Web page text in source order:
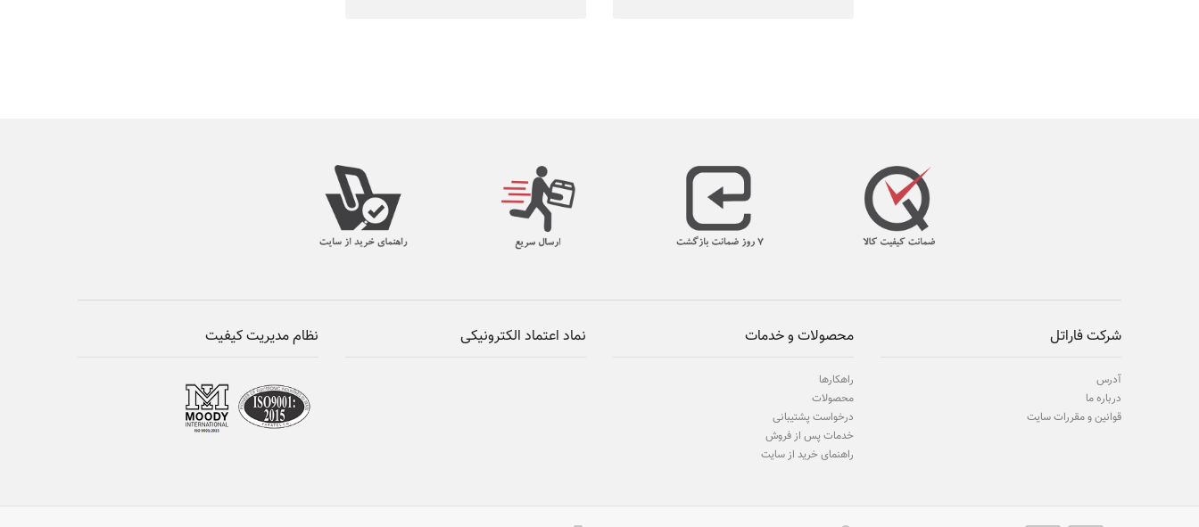
نظام مدیریت کیفیت نماد اعتماد الکترونیکی محصولات و خدمات
راهکارها
محصولات
درخواست پشتیبانی
خدمات پس از فروش
راهنمای خرید از سایت
شرکت فاراتل
آدرس
درباره ما
قوانین و مقررات سایت